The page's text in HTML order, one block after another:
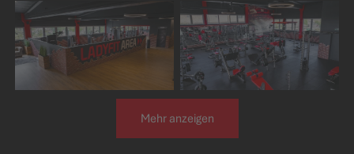
Mehr anzeigen